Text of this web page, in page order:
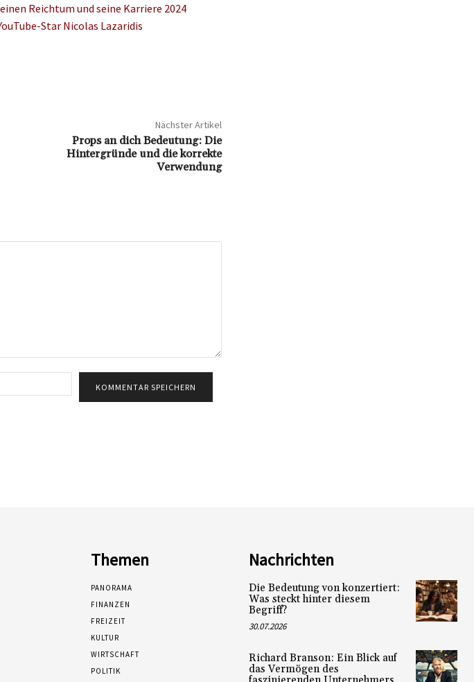
Reichtum und seine Karriere 2024
Star Nicolas Lazaridis
Nächster Artikel
Props an dich Bedeutung: Die
Hintergründe und die korrekte
Verwendung
Mail:*
Themen
PANORAMA
FINANZEN
FREIZEIT
KULTUR
WIRTSCHAFT
POLITIK
Nachrichten
Die Bedeutung von konzertiert:
Was steckt hinter diesem
Begriff?
30.07.2026
Richard Branson: Ein Blick auf
das Vermögen des